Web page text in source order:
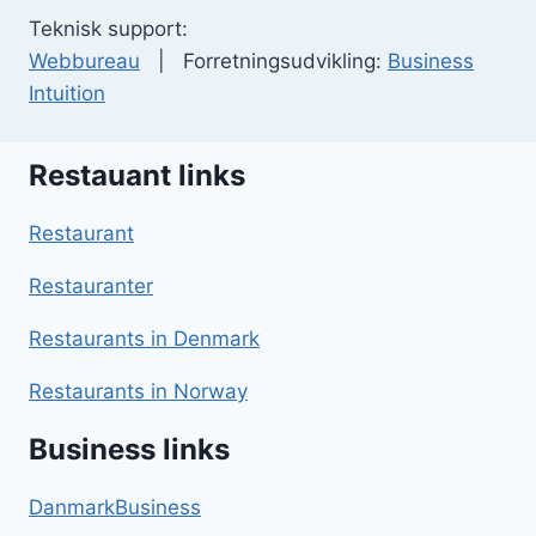
Teknisk support:
Webbureau | Forretningsudvikling: Business
Intuition
Restauant links
Restaurant
Restauranter
Restaurants in Denmark
Restaurants in Norway
Business links
DanmarkBusiness